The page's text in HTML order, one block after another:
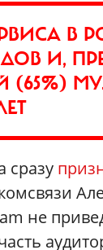
В
И,
(65%)
сразу
не